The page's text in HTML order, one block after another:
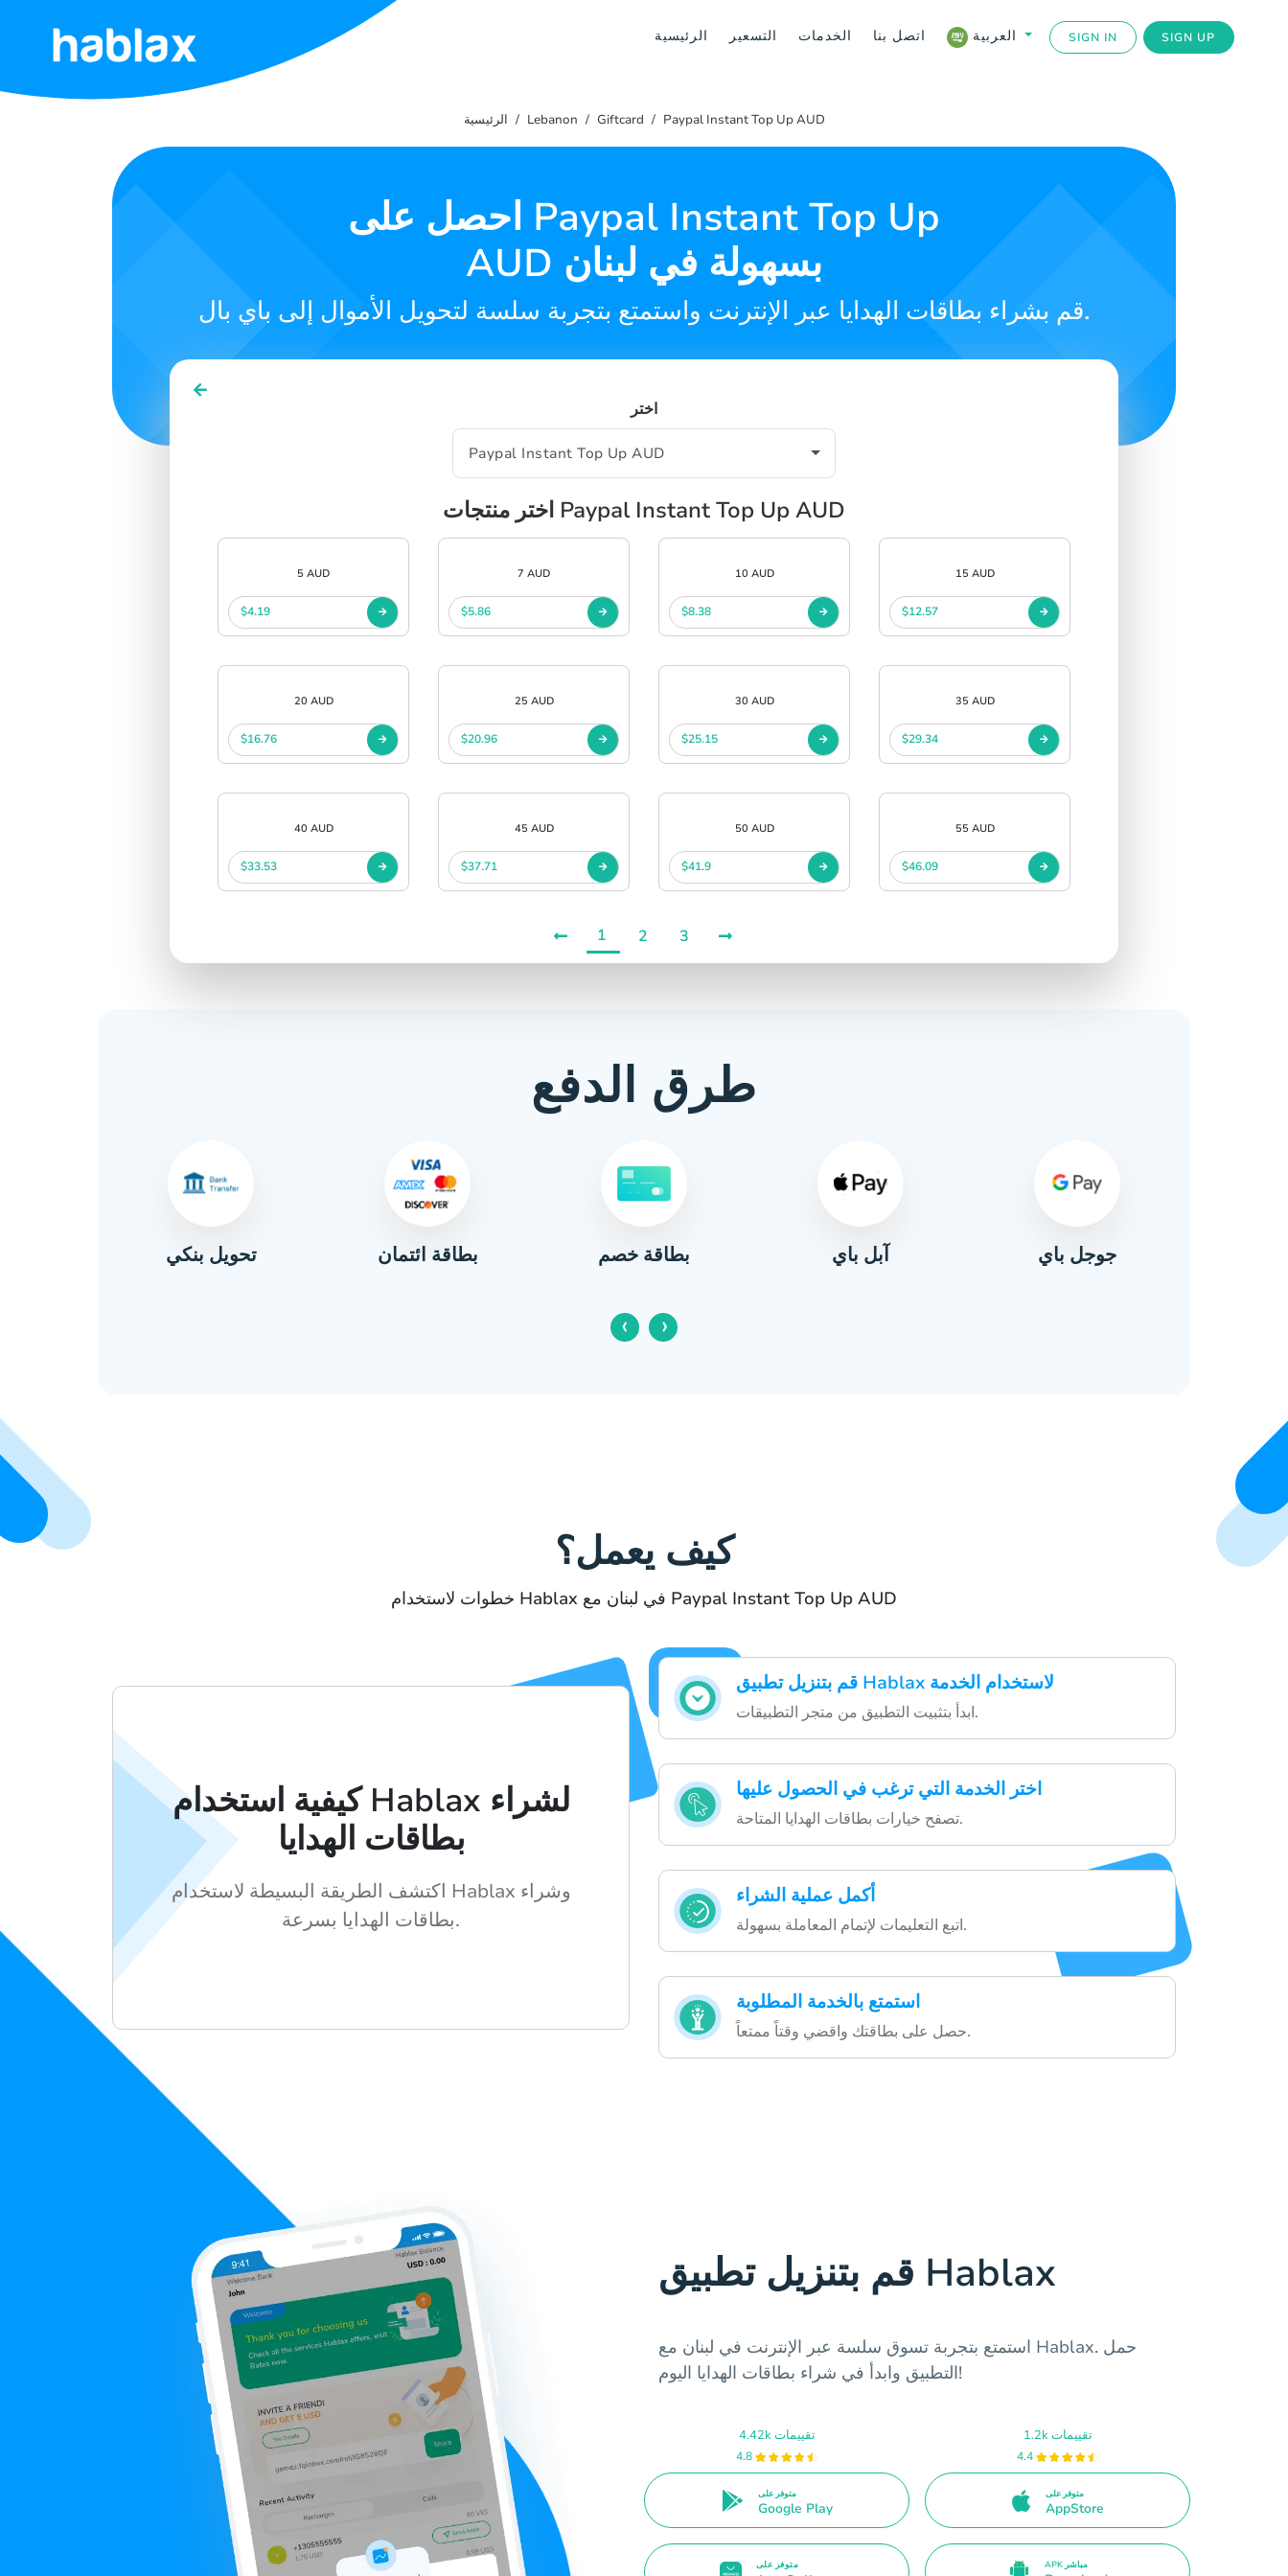
الرئيسية التسعير الخدمات اتصل بنا SIGN IN SIGN UP
الرئيسية
الرئيسية Lebanon Giftcard Paypal Instant Top Up AUD
احصل على Paypal Instant Top Up
AUD بسهولة في لبنان
قم بشراء بطاقات الهدايا عبر الإنترنت واستمتع بتجربة سلسة لتحويل الأموال إلى باي بال.
اختر
اختر منتجات Paypal Instant Top Up AUD
5 AUD
$4.19
7 AUD
$5.86
10 AUD
$8.38
15 AUD
$12.57
20 AUD
$16.76
25 AUD
$20.96
30 AUD
$25.15
35 AUD
$29.34
40 AUD
$33.53
45 AUD
$37.71
50 AUD
$41.9
55 AUD
$46.09
1 2 3
طرق الدفع
تحويل بنكي بطاقة ائتمان بطاقة خصم آبل باي جوجل باي
‹ ›
كيف يعمل؟
خطوات لاستخدام Hablax في لبنان مع Paypal Instant Top Up AUD
قم بتنزيل تطبيق Hablax لاستخدام الخدمة
ابدأ بتثبيت التطبيق من متجر التطبيقات.
اختر الخدمة التي ترغب في الحصول عليها
تصفح خيارات بطاقات الهدايا المتاحة.
أكمل عملية الشراء
اتبع التعليمات لإتمام المعاملة بسهولة.
استمتع بالخدمة المطلوبة
حصل على بطاقتك واقضي وقتاً ممتعاً.
كيفية استخدام Hablax لشراء
بطاقات الهدايا
اكتشف الطريقة البسيطة لاستخدام Hablax وشراء
بطاقات الهدايا بسرعة.
قم بتنزيل تطبيق Hablax
استمتع بتجربة تسوق سلسة عبر الإنترنت في لبنان مع Hablax. حمل
التطبيق وابدأ في شراء بطاقات الهدايا اليوم!
4.42k تقييمات
4.8
متوفر على
Google Play
1.2k تقييمات
4.4
متوفر على
AppStore
متوفر على APK مباشر